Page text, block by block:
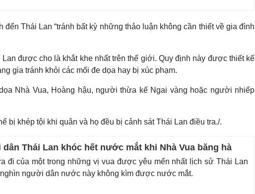
Thái Lan “tránh bất kỳ những thảo luận không cần thiết về gia đình
được cho là khắt khe nhất trên thế giới. Quy định này được thiết kế
gia tránh khỏi các mối đe dọa hay bị xúc phạm.
Nhà Vua, Hoàng hậu, người thừa kế Ngai vàng hoặc người nhiếp
bị khép tội khi quân và họ đều bị cảnh sát Thái Lan điều tra./.
Thái Lan khóc hết nước mắt khi Nhà Vua băng hà
đi của một trong những vị vua được yêu mến nhất lịch sử Thái Lan
người dân nước này không kìm được nước mắt.